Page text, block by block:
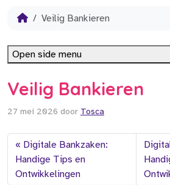
Veilig Bankieren
Veilig Bankieren
27 mei 2026 door Tosca
Digitale Bankzaken:
Handige Tips en
Ontwikkelingen
Open side menu